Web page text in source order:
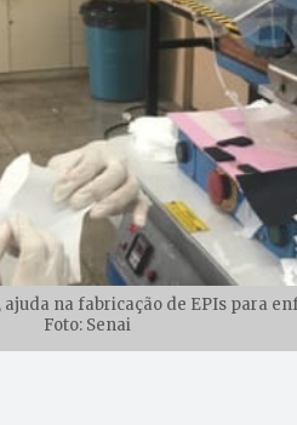
na fabricação de EPIs para
Foto: Senai